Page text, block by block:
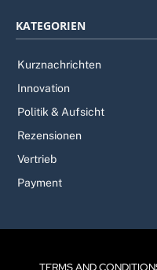
KATEGORIEN
Kurznachrichten
Innovation
Politik & Aufsicht
Rezensionen
Vertrieb
Payment